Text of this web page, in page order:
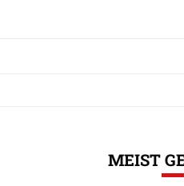
MEIST